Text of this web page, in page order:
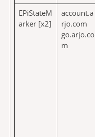
EPiStateM
arker [x2]
account.a
rjo.com
go.arjo.co
m